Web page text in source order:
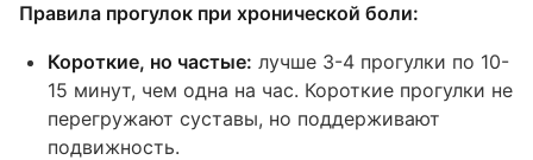
Правила прогулок при хронической боли:
Короткие, но частые: лучше 3-4 прогулки по 10-
15 минут, чем одна на час. Короткие прогулки не
перегружают суставы, но поддерживают
подвижность.